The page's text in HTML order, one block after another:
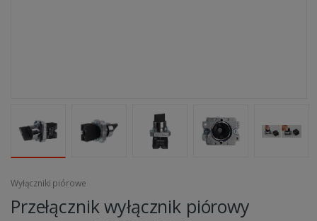
Wyłączniki piórowe
Przełącznik wyłącznik piórowy